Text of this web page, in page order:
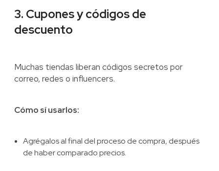
3. Cupones y códigos de
descuento
Muchas tiendas liberan códigos secretos por
correo, redes o influencers.
Cómo sí usarlos:
Agrégalos al final del proceso de compra, después
de haber comparado precios.